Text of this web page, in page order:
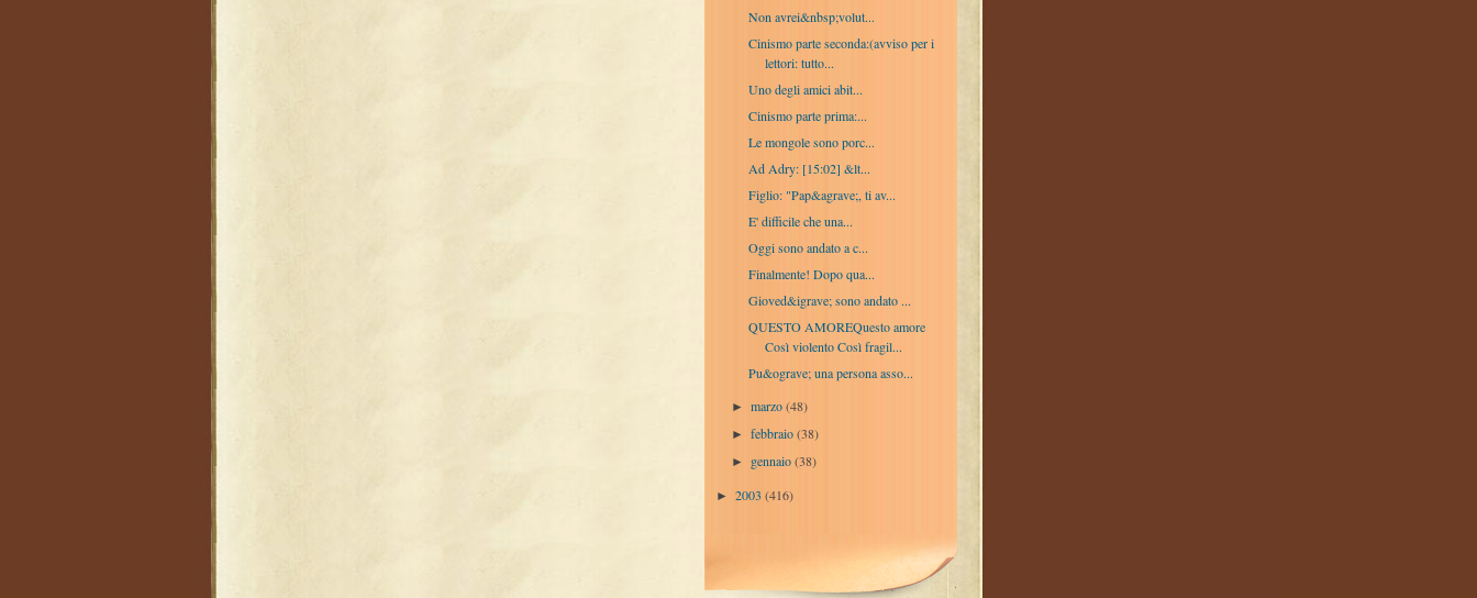
Non avrei&nbsp;volut...
Cinismo parte seconda:(avviso per i
lettori: tutto...
Uno degli amici abit...
Cinismo parte prima:...
Le mongole sono porc...
Ad Adry: [15:02] &lt...
Figlio: "Pap&agrave;, ti av...
E' difficile che una...
Oggi sono andato a c...
Finalmente! Dopo qua...
Gioved&igrave; sono andato ...
QUESTO AMOREQuesto amore
Così violento Così fragil...
Pu&ograve; una persona asso...
►marzo(48)
►febbraio(38)
► gennaio(38)
► 2003 (416)